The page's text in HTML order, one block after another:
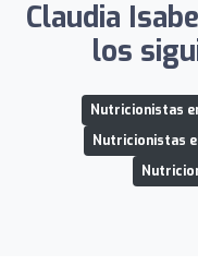
Claudia
los
Nutricionistas
Nutricionistas